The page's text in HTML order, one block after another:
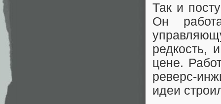
Так и
Он
редкость,
цене.
реверс-
идеи